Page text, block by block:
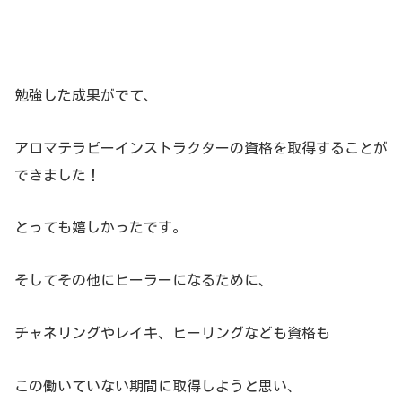
勉強した成果がでて、
アロマテラピーインストラクターの資格を取得することが
できました！
とっても嬉しかったです。
そしてその他にヒーラーになるために、
チャネリングやレイキ、ヒーリングなども資格も
この働いていない期間に取得しようと思い、